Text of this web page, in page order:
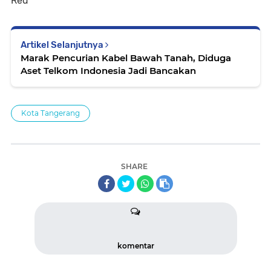
Artikel Selanjutnya
Marak Pencurian Kabel Bawah Tanah, Diduga
Aset Telkom Indonesia Jadi Bancakan
Kota Tangerang
SHARE
komentar